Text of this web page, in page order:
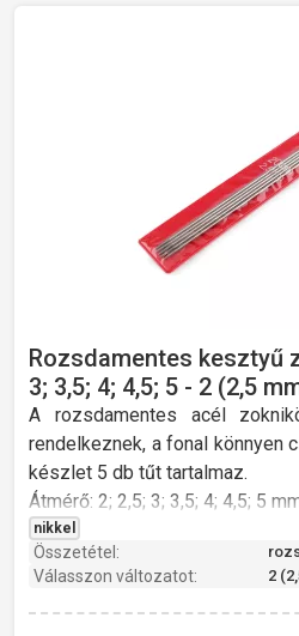
Rozsdamentes kesztyű
3; 3,5; 4; 4,5; 5 - 2 (2,5
A rozsdamentes acél
rendelkeznek, a fonal könnyen
készlet 5 db tűt tartalmaz.
Átmérő: 2; 2,5; 3; 3,5; 4; 4,5; 5
Hossz: 20 cm
Súly: 22 g
rozsdamentes acél
nikkel
Összetétel:
Válasszon változatot: 2